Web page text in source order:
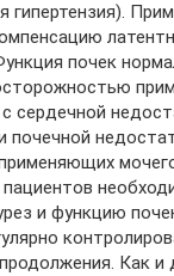
гипертензия).
почек
сердечной
почечной
пациентов
и функцию
Как и